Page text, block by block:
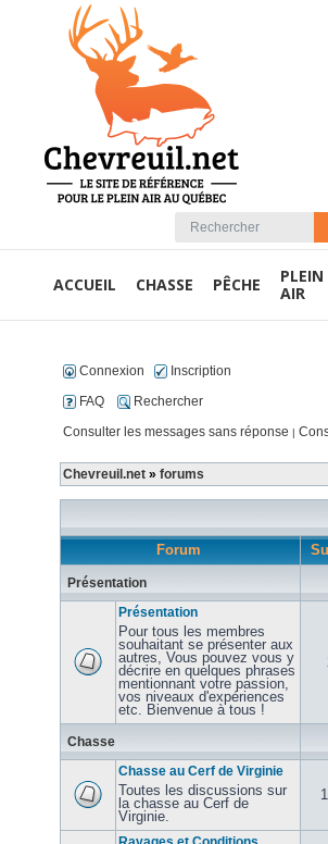
ACCUEIL CHASSE PÊCHE
PLEIN
AIR
Connexion
Inscription
FAQ
Rechercher
Consulter les messages sans réponse |
Chevreuil.net » forums
Forum
Présentation
Présentation
Pour tous les membres
souhaitant se présenter aux
autres, Vous pouvez vous y
décrire en quelques phrases
mentionnant votre passion,
vos niveaux d'expériences
etc. Bienvenue à tous !
Chasse
Chasse au Cerf de Virginie
Toutes les discussions sur
la chasse au Cerf de
Virginie.